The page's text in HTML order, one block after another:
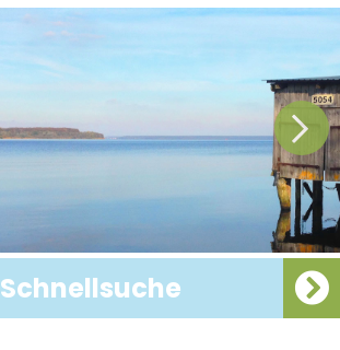
Schnellsuche